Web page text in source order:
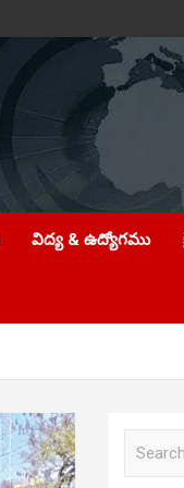
విద్య & ఉద్యోగము